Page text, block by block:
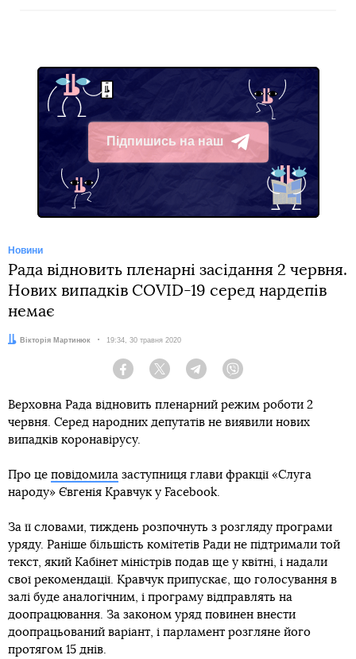
Підпишись на наш
Telegram
Новини
Рада відновить пленарні засідання 2 червня.
Нових випадків COVID-19 серед нардепів
немає
Автор:Вікторія Мартинюк Дата:
19:34, 30 травня 2020
Facebook Twitter Telegram
Верховна Рада відновить пленарний режим роботи 2
червня. Серед народних депутатів не виявили нових
випадків коронавірусу.
Про це повідомила заступниця глави фракції «Слуга
народу» Євгенія Кравчук у Facebook.
За її словами, тиждень розпочнуть з розгляду програми
уряду. Раніше більшість комітетів Ради не підтримали той
текст, який Кабінет міністрів подав ще у квітні, і надали
свої рекомендації. Кравчук припускає, що голосування в
залі буде аналогічним, і програму відправлять на
доопрацювання. За законом уряд повинен внести
доопрацьований варіант, і парламент розгляне його
протягом 15 днів.